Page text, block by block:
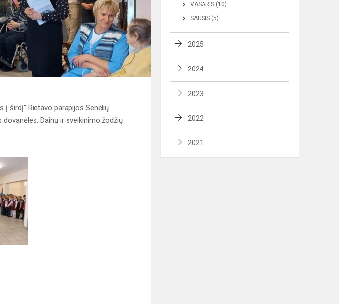
į širdį" Rietavo parapijos Senelių
Dainų ir sveikinimo žodžių
VASARIS (10)
SAUSIS (5)
2025
2024
2023
2022
2021